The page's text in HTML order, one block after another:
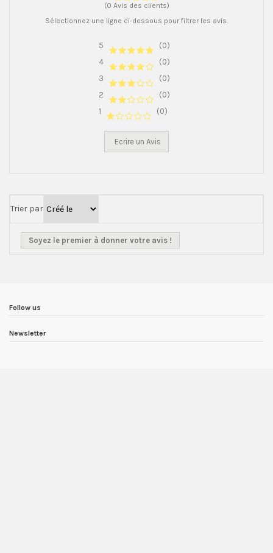
(0 Avis des clients)
Sélectionnez une ligne ci-dessous pour filtrer les avis.
5
(0)
4
(0)
3
(0)
2
(0)
1
(0)
Ecrire un Avis
Trier par
Soyez le premier à donner votre avis !
Follow us
Newsletter